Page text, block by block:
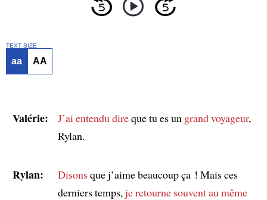
TEXT SIZE
aa AA
Valérie: J’ai entendu direque tu es un grand voyageur,
Rylan.
Rylan: Disonsque j’aime beaucoup ça ! Mais ces
derniers temps, je retourne souventau même